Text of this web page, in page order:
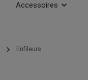
Accessoires
Enfileurs